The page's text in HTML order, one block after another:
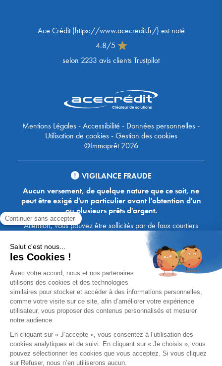
Ace Crédit(https://www.acecredit.fr/) est noté
4.8/5
selon 2233 avis clients Trustpilot
Mentions Légales-Accessibilité - Données personnelles-
Utilisation de cookies-Gestion des cookies
©Immoprêt 2026
VIGILANCE FRAUDE
Aucun versement, de quelque nature que ce soit, ne
peut être exigé d'un particulier avant l'obtention d'un
ou plusieurs prêts d'argent.
Attention, vous pouvez être sollicités par de faux courtiers
Ace Crédit / Immoprêt, qui vous proposent de bénéficier de
crédits, en vous demandant de transmettre des documents,
des fonds, des coordonnées bancaires, etc. Soyez vigilants :
Immoprêt ne demande jamais à ses clients de virer sur ses
comptes des sommes prêtées par les banques, à l'exception
des honoraires des agences. Les courtiers Ace Crédit /
Immoprêt vous écrivent toujours d'une adresse mail
xxxx@acecredit.fr ou xxxx@immopret.fr.
* Taux fixe national hors assurance, pouvant varier selon votre région et
dossier. Exemple représentatif pour un montant emprunté de 200 000 €.
Taux débiteur fixe de 2.85 % et TAEG fixe (hors frais) de 3.21 % (taux
assurance emprunteur de 0,36%) sur 15 ans. 180 mensualités de
1 426,78 € (dont 60,00 € d'assurance). Coût total du crédit (hors frais) :
56 820,53 €. Montant total dû (hors frais) : 256 820,53 €.